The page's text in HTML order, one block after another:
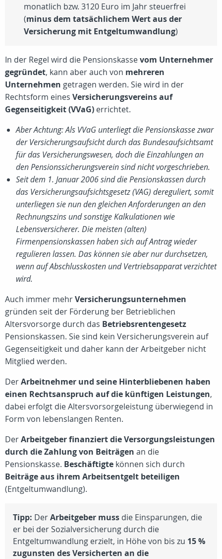
monatlich bzw. 3120 Euro im Jahr steuerfrei
(minus dem tatsächlichem Wert aus der
Versicherung mit Entgeltumwandlung)
In der Regel wird die Pensionskassevom Unternehmer
gegründet, kann aber auch von mehreren
Unternehmen getragen werden. Sie wird in der
Rechtsform eines Versicherungsvereins auf
Gegenseitigkeit (VVaG) errichtet.
Aber Achtung: Als VVaG unterliegt die Pensionskasse zwar
der Versicherungsaufsicht durch das Bundesaufsichtsamt
für das Versicherungswesen, doch die Einzahlungen an
den Pensionssicherungsverein sind nicht vorgeschrieben.
Seit dem 1. Januar 2006 sind die Pensionskassen durch
das Versicherungsaufsichtsgesetz (VAG) dereguliert, somit
unterliegen sie nun den gleichen Anforderungen an den
Rechnungszins und sonstige Kalkulationen wie
Lebensversicherer. Die meisten (alten)
Firmenpensionskassen haben sich auf Antrag wieder
regulieren lassen. Das können sie aber nur durchsetzen,
wenn auf Abschlusskosten und Vertriebsapparat verzichtet
wird.
Auch immer mehrVersicherungsunternehmen
gründen seit der Förderung ber Betrieblichen
Altersvorsorge durch das Betriebsrentengesetz
Pensionskassen. Sie sind kein Versicherungsverein auf
Gegenseitigkeit und daher kann der Arbeitgeber nicht
Mitglied werden.
DerArbeitnehmer und seine Hinterbliebenen haben
einen Rechtsanspruch auf die künftigen Leistungen,
dabei erfolgt die Altersvorsorgeleistung überwiegend in
Form von lebenslangen Renten.
DerArbeitgeber finanziert die Versorgungsleistungen
durch die Zahlung von Beiträgen an die
Pensionskasse. Beschäftigte können sich durch
Beiträge aus ihrem Arbeitsentgelt beteiligen
(Entgeltumwandlung).
Tipp: DerArbeitgeber muss die Einsparungen, die
er bei der Sozialversicherung durch die
Entgeltumwandlung erzielt, in Höhe von bis zu 15 %
zugunsten des Versicherten an die